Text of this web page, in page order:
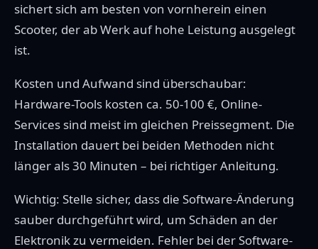
sichert sich am besten von vornherein einen
Scooter, der ab Werk auf hohe Leistung ausgelegt
ist.
Kosten und Aufwand sind überschaubar:
Hardware-Tools kosten ca. 50-100 €, Online-
Services sind meist im gleichen Preissegment. Die
Installation dauert bei beiden Methoden nicht
länger als 30 Minuten – bei richtiger Anleitung.
Wichtig: Stelle sicher, dass die Software-Änderung
sauber durchgeführt wird, um Schäden an der
Elektronik zu vermeiden. Fehler bei der Software-